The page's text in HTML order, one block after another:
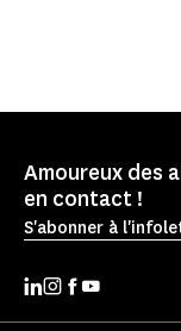
Amoureux des
en contact !
S'abonner à